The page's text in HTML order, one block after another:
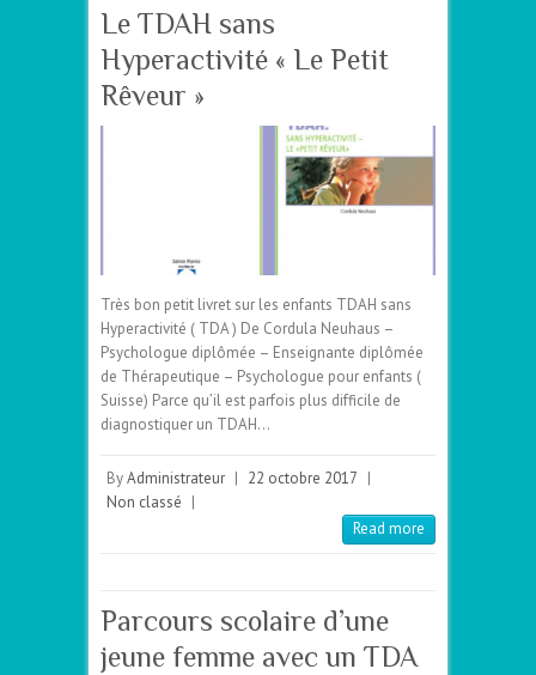
Le TDAH sans
Hyperactivité « Le Petit
Rêveur »
Très bon petit livret sur les enfants TDAH sans
Hyperactivité ( TDA ) De Cordula Neuhaus –
Psychologue diplômée – Enseignante diplômée
de Thérapeutique – Psychologue pour enfants (
Suisse) Parce qu’il est parfois plus difficile de
diagnostiquer un TDAH…
ByAdministrateur 22 octobre 2017
Non classé
Read more
Parcours scolaire d’une
jeune femme avec un TDA